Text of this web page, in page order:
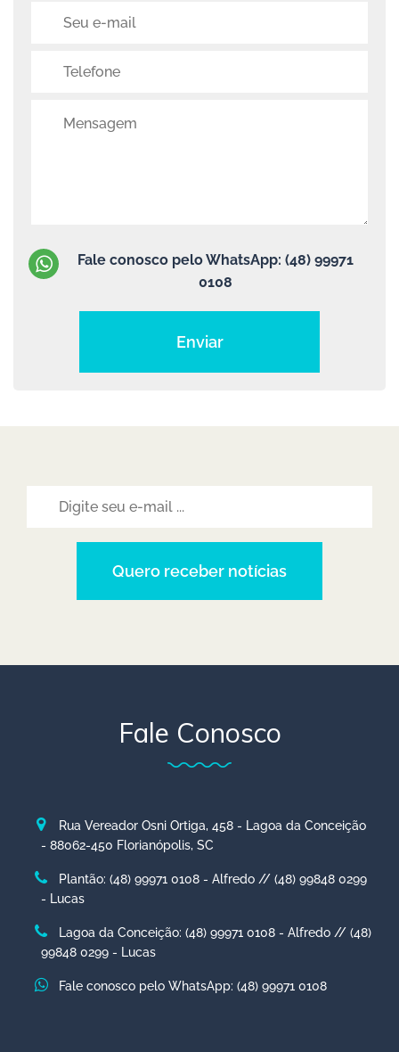
Fale conosco pelo WhatsApp: (48) 99971
0108
Enviar
Quero receber notícias
Fale Conosco
Rua Vereador Osni Ortiga, 458 - Lagoa da Conceição
- 88062-450 Florianópolis, SC
Plantão: (48) 99971 0108 - Alfredo // (48) 99848 0299
- Lucas
Lagoa da Conceição: (48) 99971 0108 - Alfredo // (48)
99848 0299 - Lucas
Fale conosco pelo WhatsApp: (48) 99971 0108